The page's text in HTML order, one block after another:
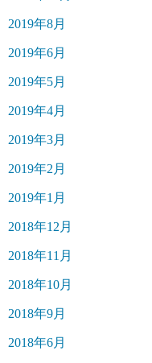
2019年8月
2019年6月
2019年5月
2019年4月
2019年3月
2019年2月
2019年1月
2018年12月
2018年11月
2018年10月
2018年9月
2018年6月